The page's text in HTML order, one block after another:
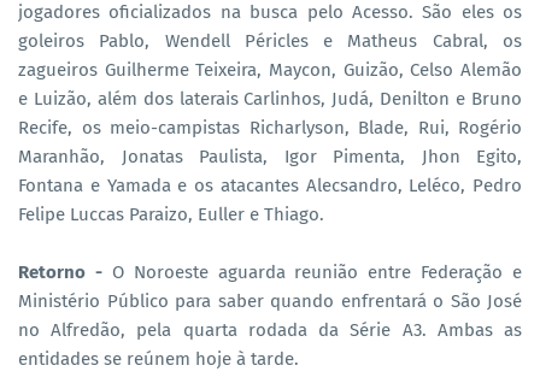
jogadores oficializados na busca pelo Acesso. São eles os
goleiros Pablo, Wendell Péricles e Matheus Cabral, os
zagueiros Guilherme Teixeira, Maycon, Guizão, Celso Alemão
e Luizão, além dos laterais Carlinhos, Judá, Denilton e Bruno
Recife, os meio-campistas Richarlyson, Blade, Rui, Rogério
Maranhão, Jonatas Paulista, Igor Pimenta, Jhon Egito,
Fontana e Yamada e os atacantes Alecsandro, Leléco, Pedro
Felipe Luccas Paraizo, Euller e Thiago.
Retorno - O Noroeste aguarda reunião entre Federação e
Ministério Público para saber quando enfrentará o São José
no Alfredão, pela quarta rodada da Série A3. Ambas as
entidades se reúnem hoje à tarde.